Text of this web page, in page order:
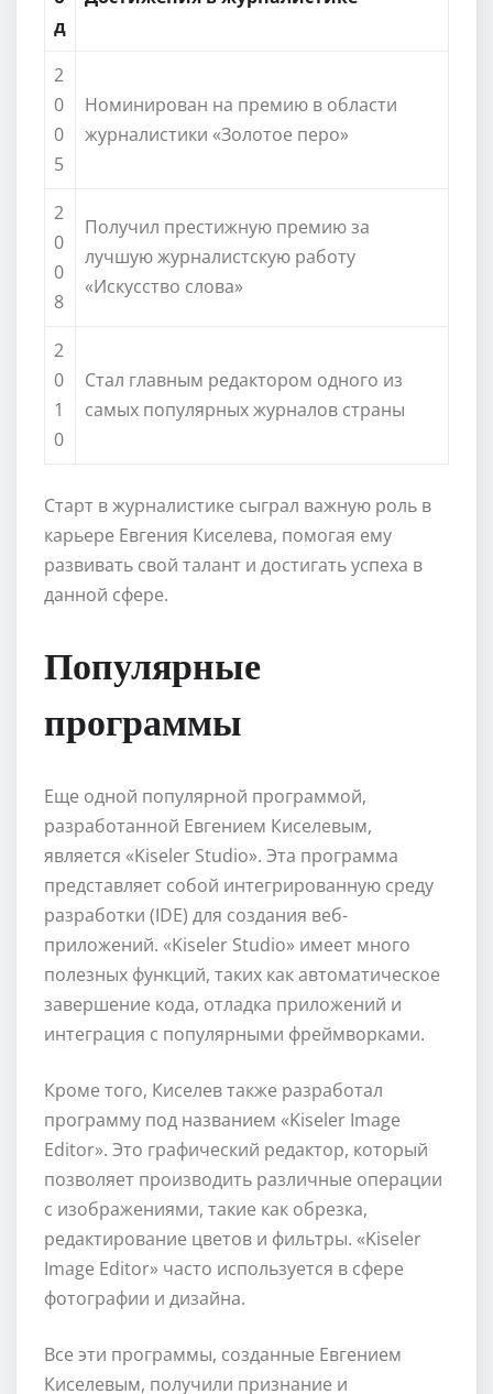
д
2
0
0
5
Номинирован на премию в области
журналистики «Золотое перо»
2
0
0
8
Получил престижную премию за
лучшую журналистскую работу
«Искусство слова»
2
0
1
0
Стал главным редактором одного из
самых популярных журналов страны
Старт в журналистике сыграл важную роль в
карьере Евгения Киселева, помогая ему
развивать свой талант и достигать успеха в
данной сфере.
Популярные
программы
Еще одной популярной программой,
разработанной Евгением Киселевым,
является «Kiseler Studio». Эта программа
представляет собой интегрированную среду
разработки (IDE) для создания веб-
приложений. «Kiseler Studio» имеет много
полезных функций, таких как автоматическое
завершение кода, отладка приложений и
интеграция с популярными фреймворками.
Кроме того, Киселев также разработал
программу под названием «Kiseler Image
Editor». Это графический редактор, который
позволяет производить различные операции
с изображениями, такие как обрезка,
редактирование цветов и фильтры. «Kiseler
Image Editor» часто используется в сфере
фотографии и дизайна.
Все эти программы, созданные Евгением
Киселевым, получили признание и